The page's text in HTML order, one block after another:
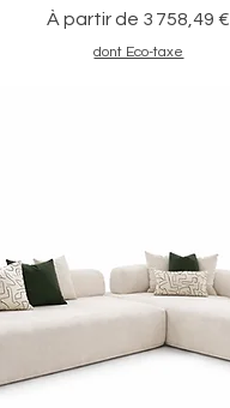
À partir de 3 758,49 €
Prix promotionnel
dont Eco-taxe